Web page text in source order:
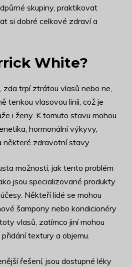
skupiny, praktikovat
si dobré celkové zdraví a
White?
zda trpí ztrátou vlasů nebo ne,
tenkou vlasovou linii, což je
i ženy. K tomuto stavu mohou
hormonální výkyvy,
některé zdravotní stavy.
možností, jak tento problém
jsou specializované produkty
Někteří lidé se mohou
šampony nebo kondicionéry
vlasů, zatímco jiní mohou
textury a objemu.
řešení, jsou dostupné léky